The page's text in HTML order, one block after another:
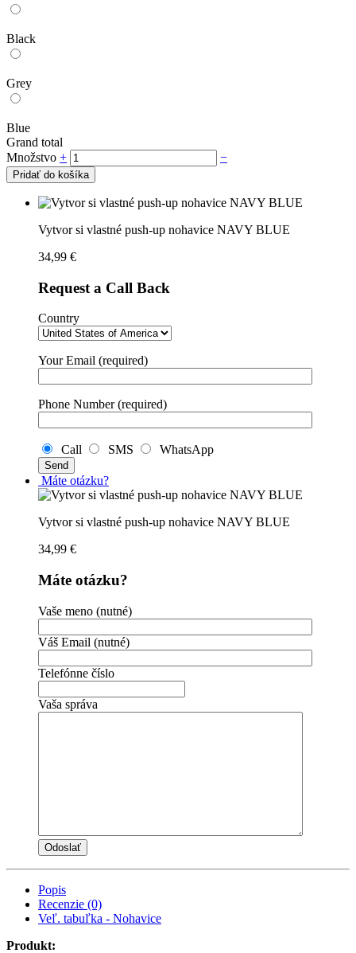
Black
Grey
Blue
Grand total
Množstvo + −
Pridať do košíka
Vytvor si vlastné push-up nohavice NAVY BLUE
34,99 €
Request a Call Back
Country
Your Email (required)
Phone Number (required)
Call SMS WhatsApp
Máte otázku?
Vytvor si vlastné push-up nohavice NAVY BLUE
34,99 €
Máte otázku?
Vaše meno (nutné)
Váš Email (nutné)
Telefónne číslo
Vaša správa
Popis
Recenzie (0)
Veľ. tabuľka - Nohavice
Produkt: